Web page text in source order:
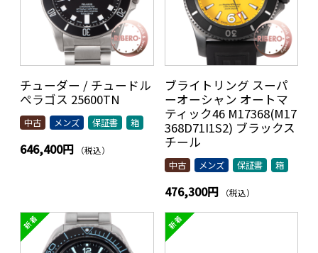
チューダー / チュードル
ぺラゴス 25600TN
中古 メンズ 保証書 箱
646,400円 （税込）
ブライトリング スーパ
ーオーシャン オートマ
ティック46 M17368(M17
368D71I1S2) ブラックス
チール
中古 メンズ 保証書 箱
476,300円 （税込）